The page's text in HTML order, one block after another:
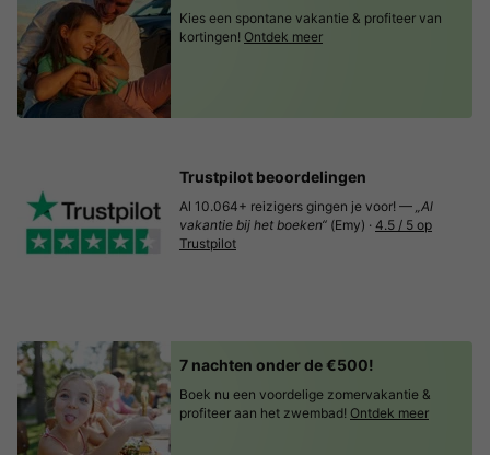
Kies een spontane vakantie & profiteer van
kortingen! Ontdek meer
Trustpilot beoordelingen
Al 10.064+ reizigers gingen je voor! — „Al
vakantie bij het boeken“ (Emy) · 4.5 / 5 op
Trustpilot
7 nachten onder de €500!
Boek nu een voordelige zomervakantie &
profiteer aan het zwembad! Ontdek meer